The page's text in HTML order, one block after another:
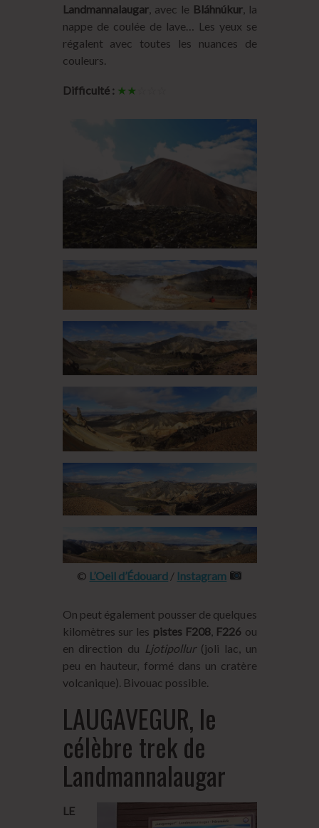
Landmannalaugar, avec le Bláhnúkur, la
nappe de coulée de lave… Les yeux se
régalent avec toutes les nuances de
couleurs.
Difficulté : ★★
© L’Oeil d’Édouard / Instagram
On peut également pousser de quelques
kilomètres sur les pistes F208, F226 ou
en direction du Ljotipollur(joli lac, un
peu en hauteur, formé dans un cratère
volcanique). Bivouac possible.
LAUGAVEGUR, le
célèbre trek de
Landmannalaugar
LE